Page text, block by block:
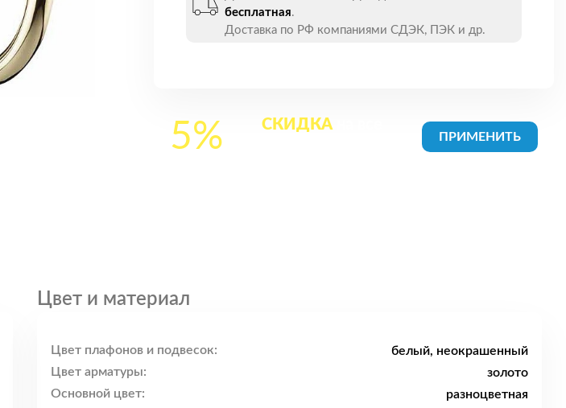
бесплатная.
Доставка по РФ компаниями СДЭК, ПЭК и др.
5% СКИДКА
Цвет и материал
Цвет плафонов и подвесок:
белый, неокрашенный
Цвет арматуры:
золото
Основной цвет:
разноцветная